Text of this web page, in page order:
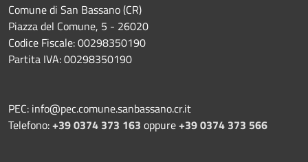
Comune di San Bassano (CR)
Piazza del Comune, 5 - 26020
Codice Fiscale: 00298350190
Partita IVA: 00298350190
PEC: info@pec.comune.sanbassano.cr.it
Telefono:+39 0374 373 163 oppure+39 0374 373 566